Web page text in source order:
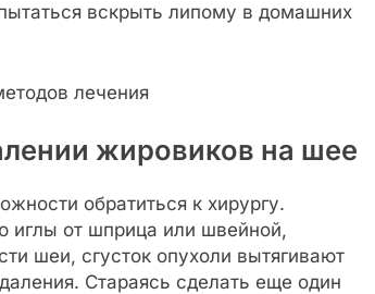
вскрыть липому в домашних
жировиков на шее
обратиться к хирургу.
иглы от шприца или швейной,
шеи, сгусток опухоли вытягивают
Стараясь сделать еще один